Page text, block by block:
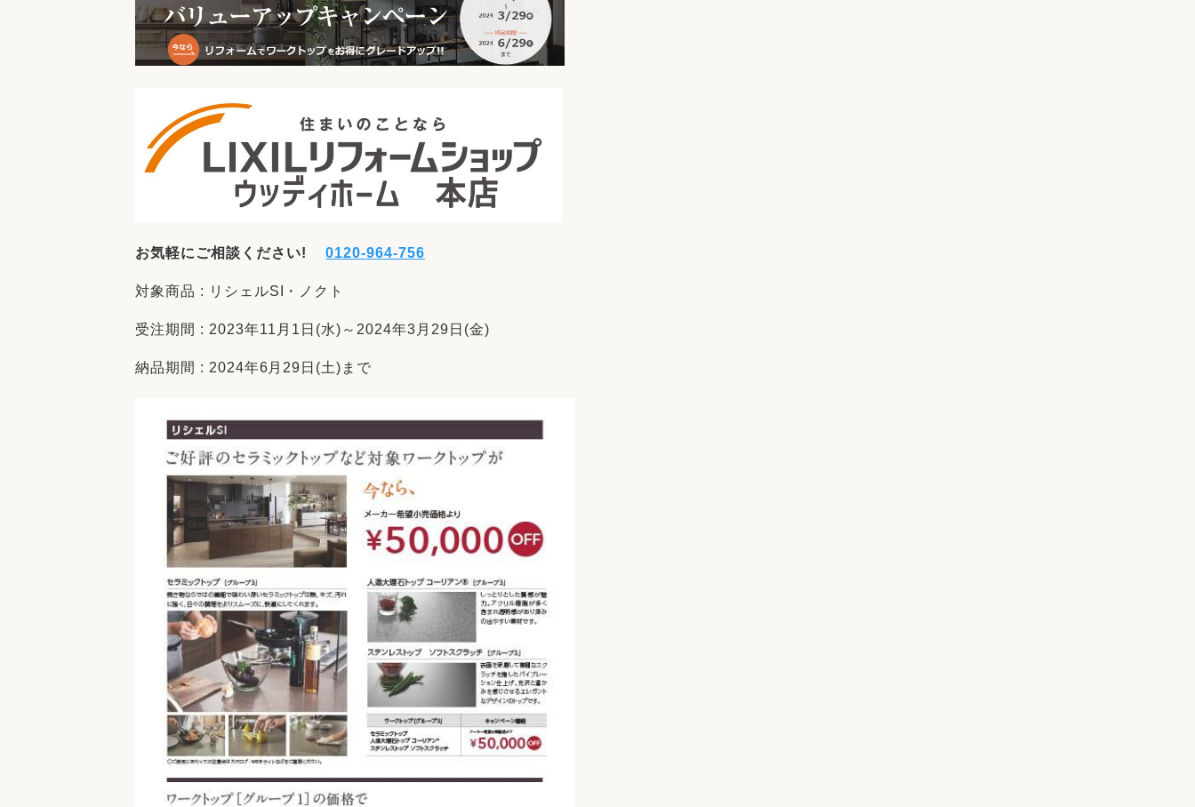
中古物件探しから性能向上リフォームをワン
ストップ
お気軽にご相談ください!0120-964-756
対象商品 : リシェルSI・ノクト
受注期間 : 2023年11月1日(水)～2024年3月29日(金)
納品期間 : 2024年6月29日(土)まで